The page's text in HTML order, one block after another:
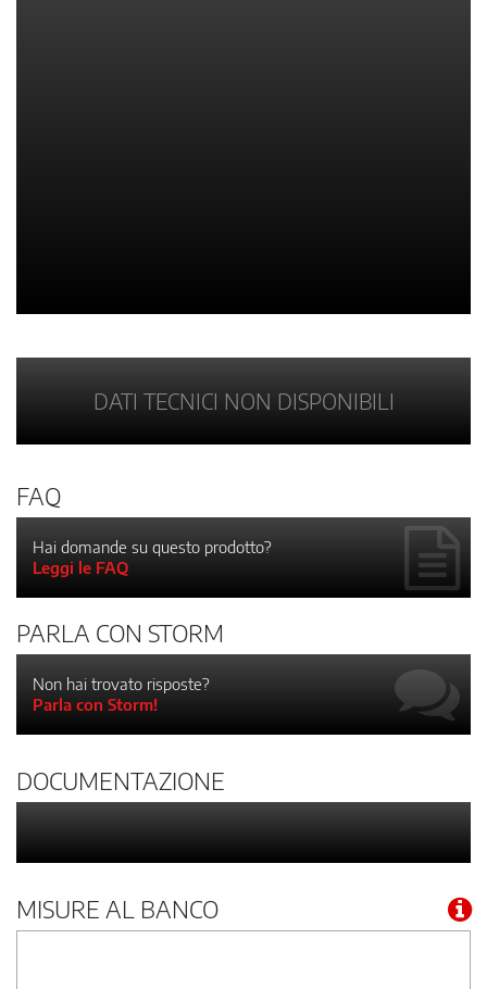
DATI TECNICI NON DISPONIBILI
FAQ
Hai domande su questo prodotto?
Leggi le FAQ
PARLA CON STORM
Non hai trovato risposte?
Parla con Storm!
DOCUMENTAZIONE
MISURE AL BANCO